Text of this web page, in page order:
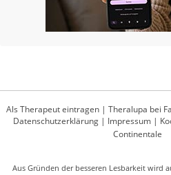
Als Therapeut eintragen | Theralupa bei
Datenschutzerklärung| Impressum|
Continentale
Aus Gründen der besseren Lesbarkeit wird